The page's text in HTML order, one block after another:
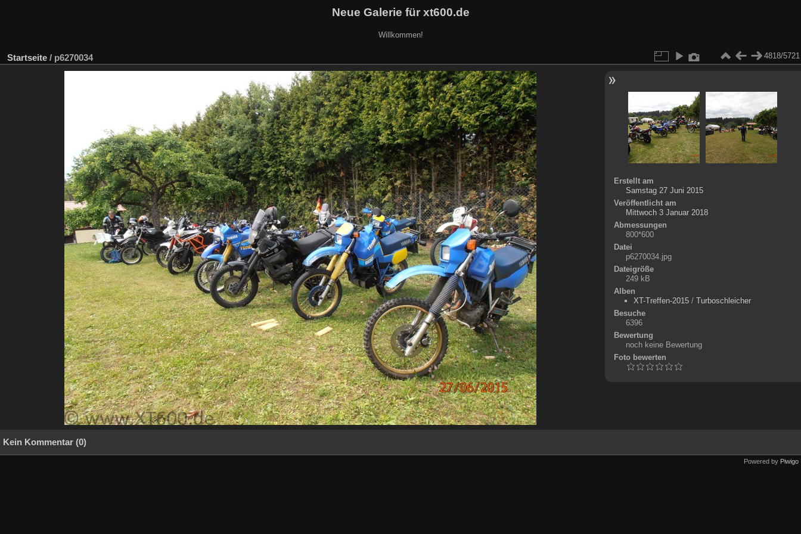
Neue Galerie für xt600.de
Willkommen!
Startseite / p6270034 4818/5721
Erstellt am
Samstag 27 Juni 2015
Veröffentlicht am
Mittwoch 3 Januar 2018
Abmessungen
800*600
Datei
p6270034.jpg
Dateigröße
249 kB
Alben
XT-Treffen-2015/ Turboschleicher
Besuche
6396
Bewertung
noch keine Bewertung
Foto bewerten
Kein Kommentar (0)
Powered by Piwigo